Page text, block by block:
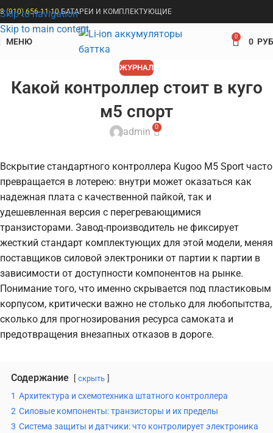
Skip to navigation
Skip to main content
8 (910) 656-11-10БАТАРЕИ И КОМПЛЕКТУЮЩИЕ
МЕНЮ 0 0
ЖУРНАЛ
Какой контроллер стоит в куго
м5 спорт
admin 0
Вскрытие стандартного контроллера Kugoo M5 Sport часто
превращается в лотерею: внутри может оказаться как
надежная плата с качественной пайкой, так и
удешевленная версия с перегревающимися
транзисторами. Завод-производитель не фиксирует
жесткий стандарт комплектующих для этой модели, меняя
поставщиков силовой электроники от партии к партии в
зависимости от доступности компонентов на рынке.
Понимание того, что именно скрывается под пластиковым
корпусом, критически важно не столько для любопытства,
сколько для прогнозирования ресурса самоката и
предотвращения внезапных отказов в дороге.
Содержание скрыть
1 Архитектура и схемотехника штатного контроллера
2 Силовые компоненты: транзисторы и их пределы
3 Система защиты и датчики: что контролирует электроника